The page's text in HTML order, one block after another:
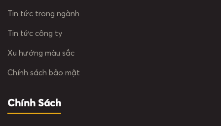
Tin tức trong ngành
Tin tức công ty
Xu hướng màu sắc
Chính sách bảo mật
Chính Sách